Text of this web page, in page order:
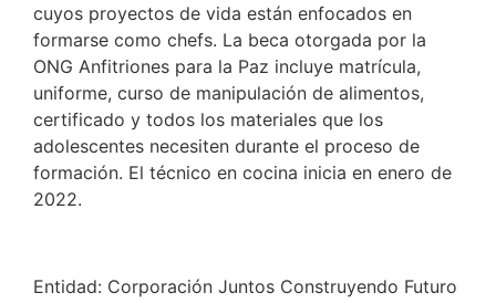
cuyos proyectos de vida están enfocados en
formarse como chefs. La beca otorgada por la
ONG Anfitriones para la Paz incluye matrícula,
uniforme, curso de manipulación de alimentos,
certificado y todos los materiales que los
adolescentes necesiten durante el proceso de
formación. El técnico en cocina inicia en enero de
2022.
Entidad: Corporación Juntos Construyendo Futuro